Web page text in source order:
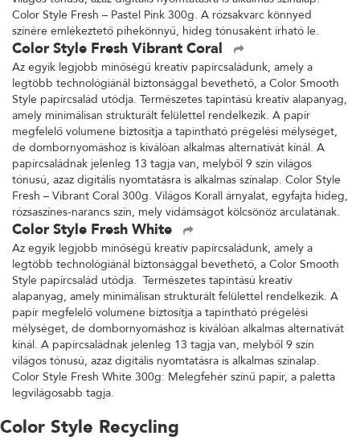
Color Style Fresh – Pastel Pink 300g. A rózsakvarc könnyed
színére emlékeztető pihekönnyű, hideg tónusaként írható le.
Color Style Fresh Vibrant Coral
Az egyik legjobb minőségű kreatív papírcsaládunk, amely a
legtöbb technológiánál biztonsággal bevethető, a Color Smooth
Style papírcsalád utódja. Természetes tapintású kreatív alapanyag,
amely minimálisan strukturált felülettel rendelkezik. A papír
megfelelő volumene biztosítja a tapintható prégelési mélységet,
de dombornyomáshoz is kiválóan alkalmas alternatívát kínál. A
papírcsaládnak jelenleg 13 tagja van, melyből 9 szín világos
tónusú, azaz digitális nyomtatásra is alkalmas színalap. Color Style
Fresh – Vibrant Coral 300g. Világos Korall árnyalat, egyfajta hideg,
rózsaszínes-narancs szín, mely vidámságot kölcsönöz arculatának.
Color Style Fresh White
Az egyik legjobb minőségű kreatív papírcsaládunk, amely a
legtöbb technológiánál biztonsággal bevethető, a Color Smooth
Style papírcsalád utódja. Természetes tapintású kreatív
alapanyag, amely minimálisan strukturált felülettel rendelkezik. A
papír megfelelő volumene biztosítja a tapintható prégelési
mélységet, de dombornyomáshoz is kiválóan alkalmas alternatívát
kínál. A papírcsaládnak jelenleg 13 tagja van, melyből 9 szín
világos tónusú, azaz digitális nyomtatásra is alkalmas színalap.
Color Style Fresh White 300g: Melegfehér színű papír, a paletta
legvilágosabb tagja.
Color Style Recycling